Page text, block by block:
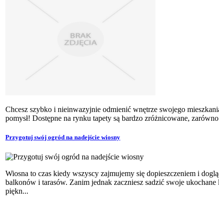
Chcesz szybko i nieinwazyjnie odmienić wnętrze swojego
pomysł! Dostępne na rynku tapety są bardzo zróżnicowane,
Przygotuj swój ogród na nadejście wiosny
Wiosna to czas kiedy wszyscy zajmujemy się dopieszczeniem i
balkonów i tarasów. Zanim jednak zaczniesz sadzić swoje
piękn...